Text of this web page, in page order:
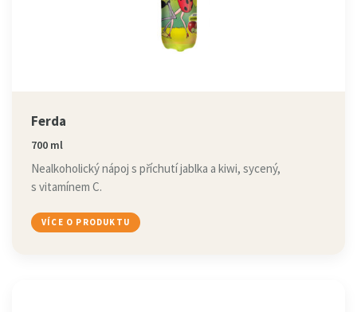
Ferda
700 ml
Nealkoholický nápoj s příchutí jablka a kiwi, sycený,
s vitamínem C.
VÍCE O PRODUKTU